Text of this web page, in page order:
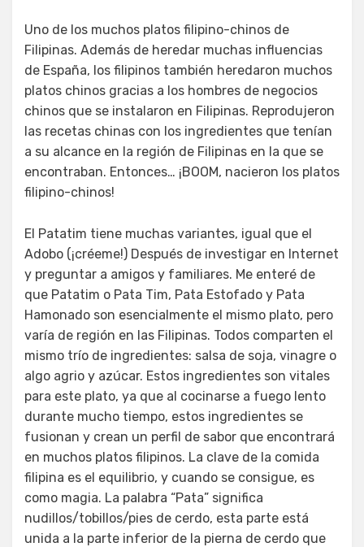
Uno de los muchos platos filipino-chinos de
Filipinas. Además de heredar muchas influencias
de España, los filipinos también heredaron muchos
platos chinos gracias a los hombres de negocios
chinos que se instalaron en Filipinas. Reprodujeron
las recetas chinas con los ingredientes que tenían
a su alcance en la región de Filipinas en la que se
encontraban. Entonces… ¡BOOM, nacieron los platos
filipino-chinos!
El Patatim tiene muchas variantes, igual que el
Adobo (¡créeme!) Después de investigar en Internet
y preguntar a amigos y familiares. Me enteré de
que Patatim o Pata Tim, Pata Estofado y Pata
Hamonado son esencialmente el mismo plato, pero
varía de región en las Filipinas. Todos comparten el
mismo trío de ingredientes: salsa de soja, vinagre o
algo agrio y azúcar. Estos ingredientes son vitales
para este plato, ya que al cocinarse a fuego lento
durante mucho tiempo, estos ingredientes se
fusionan y crean un perfil de sabor que encontrará
en muchos platos filipinos. La clave de la comida
filipina es el equilibrio, y cuando se consigue, es
como magia. La palabra “Pata” significa
nudillos/tobillos/pies de cerdo, esta parte está
unida a la parte inferior de la pierna de cerdo que